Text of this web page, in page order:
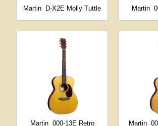
Martin D-X2E Molly Tuttle Martin
Martin 000-13E Retro
Martin